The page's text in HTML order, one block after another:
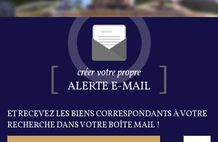
créer votre propre
ALERTE E-MAIL
ET RECEVEZ LES BIENS CORRESPONDANTS À VOTRE
RECHERCHE DANS VOTRE BOÎTE MAIL !